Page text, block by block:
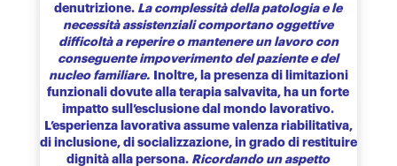
denutrizione. La complessità della patologia e le
necessità assistenziali comportano oggettive
difficoltà a reperire o mantenere un lavoro con
conseguente impoverimento del paziente e del
nucleo familiare. Inoltre, la presenza di limitazioni
funzionali dovute alla terapia salvavita, ha un forte
impatto sull’esclusione dal mondo lavorativo.
L’esperienza lavorativa assume valenza riabilitativa,
di inclusione, di socializzazione, in grado di restituire
dignità alla persona. Ricordando un aspetto